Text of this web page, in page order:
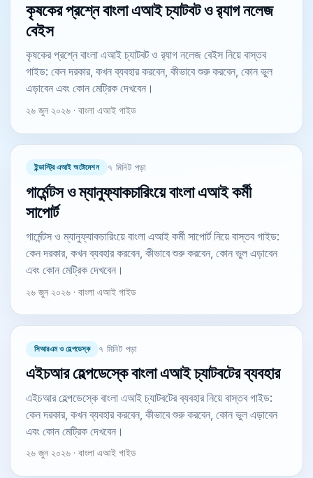
কৃষকের প্রশ্নে বাংলা এআই চ্যাটবট ও র‍্যাগ নলেজ
বেইস
কৃষকের প্রশ্নে বাংলা এআই চ্যাটবট ও র‍্যাগ নলেজ বেইস নিয়ে বাস্তব
গাইড: কেন দরকার, কখন ব্যবহার করবেন, কীভাবে শুরু করবেন, কোন ভুল
এড়াবেন এবং কোন মেট্রিক দেখবেন।
২৬ জুন ২০২৬ · বাংলা এআই গাইড
ইন্ডাস্ট্রি এআই অটোমেশন ৭ মিনিট পড়া
গার্মেন্টস ও ম্যানুফ্যাকচারিংয়ে বাংলা এআই কর্মী
সাপোর্ট
গার্মেন্টস ও ম্যানুফ্যাকচারিংয়ে বাংলা এআই কর্মী সাপোর্ট নিয়ে বাস্তব গাইড:
কেন দরকার, কখন ব্যবহার করবেন, কীভাবে শুরু করবেন, কোন ভুল এড়াবেন
এবং কোন মেট্রিক দেখবেন।
২৬ জুন ২০২৬ · বাংলা এআই গাইড
সিআরএম ও হেল্পডেস্ক ৭ মিনিট পড়া
এইচআর হেল্পডেস্কে বাংলা এআই চ্যাটবটের ব্যবহার
এইচআর হেল্পডেস্কে বাংলা এআই চ্যাটবটের ব্যবহার নিয়ে বাস্তব গাইড:
কেন দরকার, কখন ব্যবহার করবেন, কীভাবে শুরু করবেন, কোন ভুল এড়াবেন
এবং কোন মেট্রিক দেখবেন।
২৬ জুন ২০২৬ · বাংলা এআই গাইড